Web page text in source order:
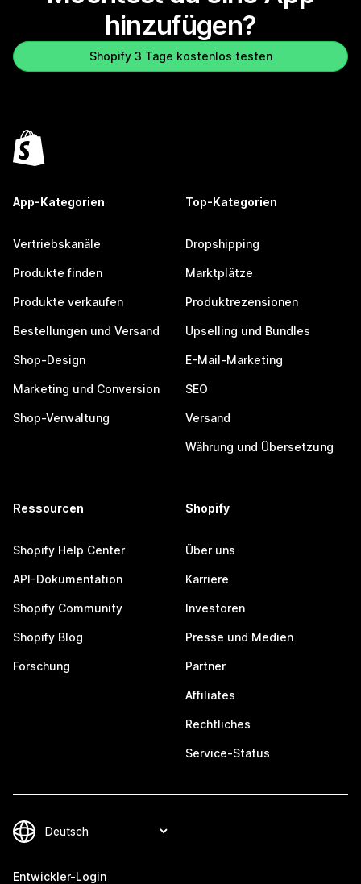
hinzufügen?
Shopify 3 Tage kostenlos testen
App-Kategorien
Vertriebskanäle
Produkte finden
Produkte verkaufen
Bestellungen und Versand
Shop-Design
Marketing und Conversion
Shop-Verwaltung
Top-Kategorien
Dropshipping
Marktplätze
Produktrezensionen
Upselling und Bundles
E-Mail-Marketing
SEO
Versand
Währung und Übersetzung
Ressourcen
Shopify Help Center
API-Dokumentation
Shopify Community
Shopify Blog
Forschung
Shopify
Über uns
Karriere
Investoren
Presse und Medien
Partner
Affiliates
Rechtliches
Service-Status
Entwickler-Login